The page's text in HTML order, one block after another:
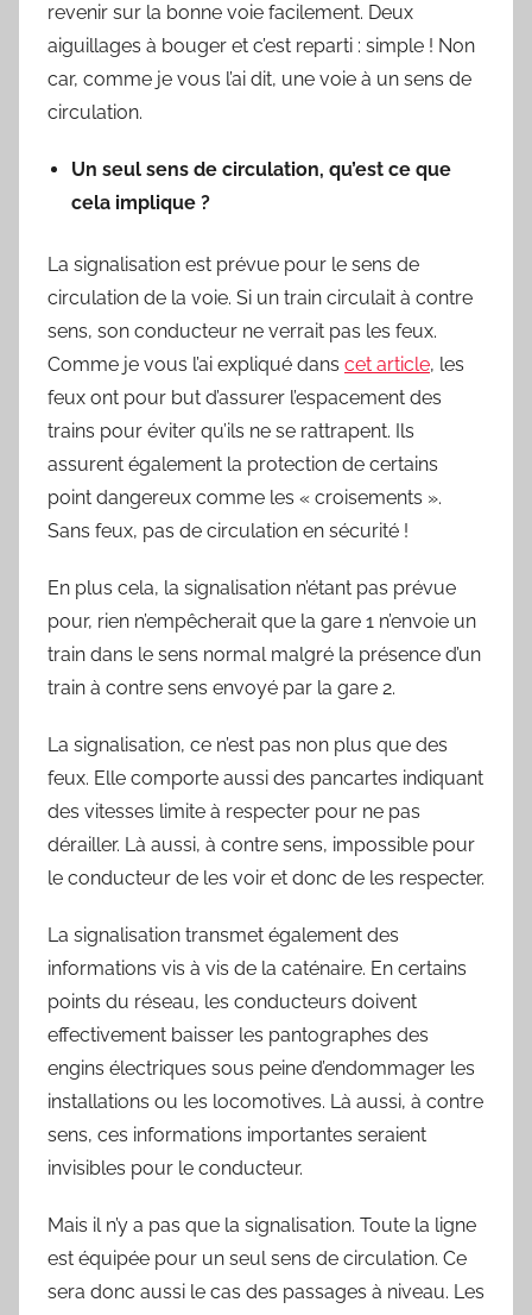
revenir sur la bonne voie facilement. Deux
aiguillages à bouger et c’est reparti : simple ! Non
car, comme je vous l’ai dit, une voie à un sens de
circulation.
Un seul sens de circulation, qu’est ce que
cela implique ?
La signalisation est prévue pour le sens de
circulation de la voie. Si un train circulait à contre
sens, son conducteur ne verrait pas les feux.
Comme je vous l’ai expliqué dans cet article, les
feux ont pour but d’assurer l’espacement des
trains pour éviter qu’ils ne se rattrapent. Ils
assurent également la protection de certains
point dangereux comme les « croisements ».
Sans feux, pas de circulation en sécurité !
En plus cela, la signalisation n’étant pas prévue
pour, rien n’empêcherait que la gare 1 n’envoie un
train dans le sens normal malgré la présence d’un
train à contre sens envoyé par la gare 2.
La signalisation, ce n’est pas non plus que des
feux. Elle comporte aussi des pancartes indiquant
des vitesses limite à respecter pour ne pas
dérailler. Là aussi, à contre sens, impossible pour
le conducteur de les voir et donc de les respecter.
La signalisation transmet également des
informations vis à vis de la caténaire. En certains
points du réseau, les conducteurs doivent
effectivement baisser les pantographes des
engins électriques sous peine d’endommager les
installations ou les locomotives. Là aussi, à contre
sens, ces informations importantes seraient
invisibles pour le conducteur.
Mais il n’y a pas que la signalisation. Toute la ligne
est équipée pour un seul sens de circulation. Ce
sera donc aussi le cas des passages à niveau. Les